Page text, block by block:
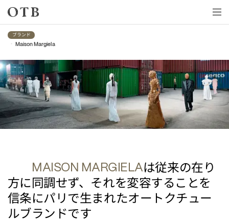
Skip to main content
ブランド
•
Maison Margiela
Maison Margiela
MAISON MARGIELAは従来の在り
方に同調せず、それを変容することを
信条にパリで生まれたオートクチュー
ルブランドです